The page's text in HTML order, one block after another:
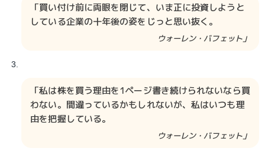
「買い付け前に両眼を閉じて、いま正に投資しようと
している企業の十年後の姿をじっと思い抜く。
ウォーレン・バフェット」
「私は株を買う理由を1ページ書き続けられないなら買
わない。間違っているかもしれないが、私はいつも理
由を把握している。
ウォーレン・バフェット」